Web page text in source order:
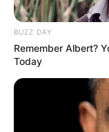
BUZZ DAY
Remember Albert?
Today